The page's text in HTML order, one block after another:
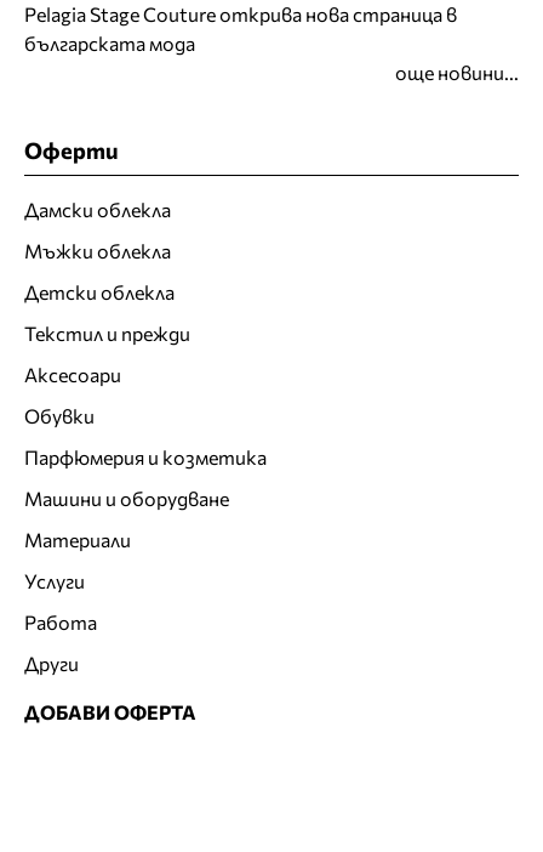
Pelagia Stage Couture открива нова страница в
българската мода
още новини...
Оферти
Дамски облекла
Мъжки облекла
Детски облекла
Текстил и прежди
Аксесоари
Обувки
Парфюмерия и козметика
Машини и оборудване
Материали
Услуги
Работа
Други
ДОБАВИ ОФЕРТА